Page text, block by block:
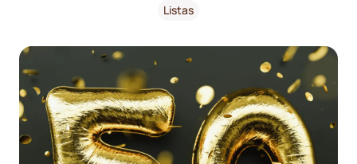
Listas